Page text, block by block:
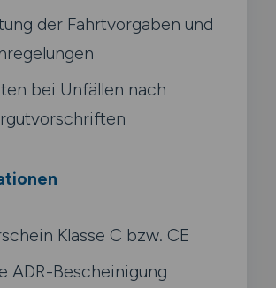
der Fahrtvorgaben und
bei Unfällen nach
Klasse C bzw. CE
ADR-Bescheinigung